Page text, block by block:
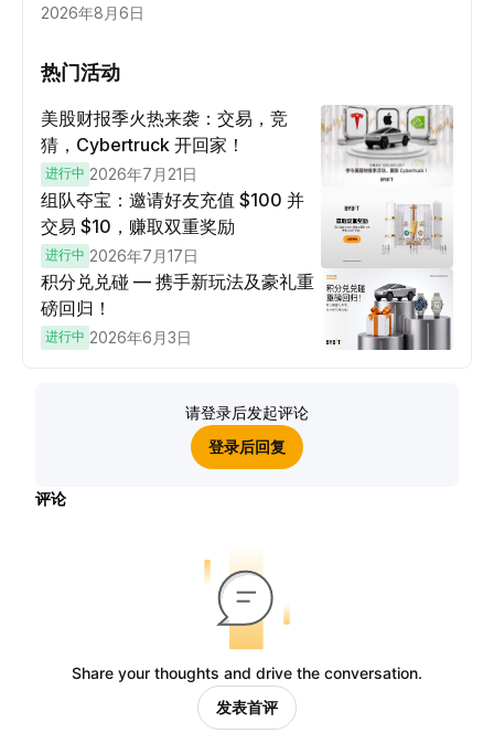
2026年8月6日
热门活动
美股财报季火热来袭：交易，竞
猜，Cybertruck 开回家！
进行中 2026年7月21日
组队夺宝：邀请好友充值 $100 并
交易 $10，赚取双重奖励
进行中 2026年7月17日
积分兑兑碰 — 携手新玩法及豪礼重
磅回归！
进行中 2026年6月3日
请登录后发起评论
登录后回复
评论
Share your thoughts and drive the conversation.
发表首评